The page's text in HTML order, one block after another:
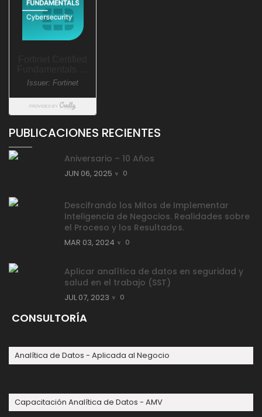
PUBLICACIONES RECIENTES
Aniversario – 10 Años
JUN 06, 2025 0
Descifrando los Mitos de Implementar
Inteligencia de Negocios. Realidades sobre
el Proceso y los Resultados.
MAR 03, 2024 0
Aplicar analítica de datos en seguridad y
salud en el trabajo (SST)
JUL 07, 2023 0
CONSULTORÍA
Analítica de Datos - Aplicada al Negocio
Capacitación Analítica de Datos - AMV